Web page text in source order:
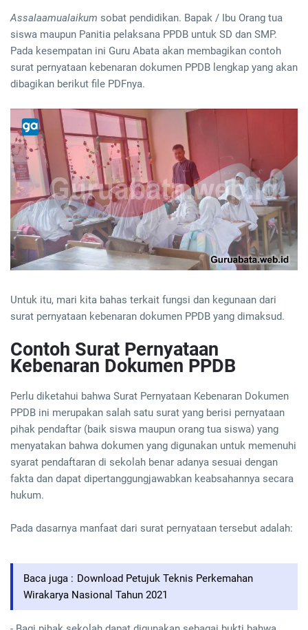
Assalaamualaikum sobat pendidikan. Bapak / Ibu Orang tua
siswa maupun Panitia pelaksana PPDB untuk SD dan SMP.
Pada kesempatan ini Guru Abata akan membagikan contoh
surat pernyataan kebenaran dokumen PPDB lengkap yang akan
dibagikan berikut file PDFnya.
Untuk itu, mari kita bahas terkait fungsi dan kegunaan dari
surat pernyataan kebenaran dokumen PPDB yang dimaksud.
Contoh Surat Pernyataan
Kebenaran Dokumen PPDB
Perlu diketahui bahwa Surat Pernyataan Kebenaran Dokumen
PPDB ini merupakan salah satu surat yang berisi pernyataan
pihak pendaftar (baik siswa maupun orang tua siswa) yang
menyatakan bahwa dokumen yang digunakan untuk memenuhi
syarat pendaftaran di sekolah benar adanya sesuai dengan
fakta dan dapat dipertanggungjawabkan keabsahannya secara
hukum.
Pada dasarnya manfaat dari surat pernyataan tersebut adalah:
Baca juga : Download Petujuk Teknis Perkemahan
Wirakarya Nasional Tahun 2021